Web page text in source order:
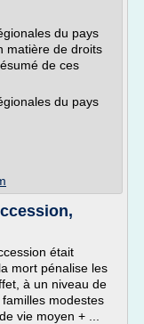
du pays
matière de droits
de ces
du pays
était
mort pénalise les
à un niveau de
modestes
vie moyen + ...